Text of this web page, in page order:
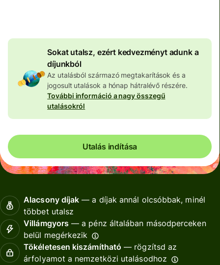
Sokat utalsz, ezért kedvezményt adunk a
díjunkból
Az utalásból származó megtakarítások és a
jogosult utalások a hónap hátralévő részére.
További információ a nagy összegű
utalásokról
Utalás indítása
Alacsony díjak — a díjak annál olcsóbbak, minél
többet utalsz
Villámgyors — a pénz általában másodperceken
belül megérkezik
Tökéletesen kiszámítható — rögzítsd az
árfolyamot a nemzetközi utalásodhoz